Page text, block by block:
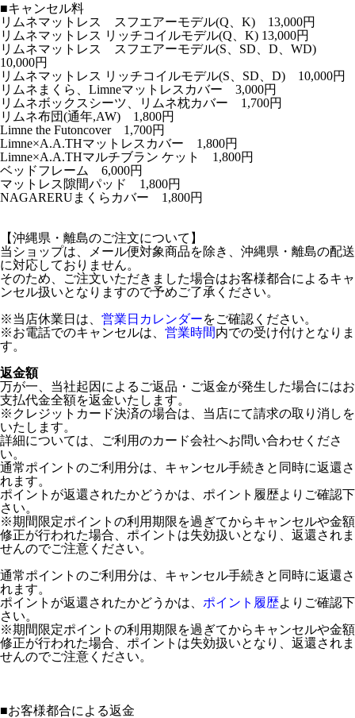
■キャンセル料
リムネマットレス スフエアーモデル(Q、K) 13,000円
リムネマットレス リッチコイルモデル(Q、K) 13,000円
リムネマットレス スフエアーモデル(S、SD、D、WD)
10,000円
リムネマットレス リッチコイルモデル(S、SD、D) 10,000円
リムネまくら、Limneマットレスカバー 3,000円
リムネボックスシーツ、リムネ枕カバー 1,700円
リムネ布団(通年,AW) 1,800円
Limne the Futoncover 1,700円
Limne×A.A.THマットレスカバー 1,800円
Limne×A.A.THマルチブラン ケット 1,800円
ベッドフレーム 6,000円
マットレス隙間パッド 1,800円
NAGARERUまくらカバー 1,800円
【沖縄県・離島のご注文について】
当ショップは、メール便対象商品を除き、沖縄県・離島の配送
に対応しておりません。
そのため、ご注文いただきました場合はお客様都合によるキャ
ンセル扱いとなりますので予めご了承ください。
※当店休業日は、 営業日カレンダーをご確認ください。
※お電話でのキャンセルは、 営業時間内での受け付けとなりま
す。
返金額
万が一、当社起因によるご返品・ご返金が発生した場合にはお
支払代金全額を返金いたします。
※クレジットカード決済の場合は、当店にて請求の取り消しを
いたします。
詳細については、ご利用のカード会社へお問い合わせくださ
い。
通常ポイントのご利用分は、キャンセル手続きと同時に返還さ
れます。
ポイントが返還されたかどうかは、ポイント履歴よりご確認下
さい。
※期間限定ポイントの利用期限を過ぎてからキャンセルや金額
修正が行われた場合、ポイントは失効扱いとなり、返還されま
せんのでご注意ください。
通常ポイントのご利用分は、キャンセル手続きと同時に返還さ
れます。
ポイントが返還されたかどうかは、 ポイント履歴よりご確認下
さい。
※期間限定ポイントの利用期限を過ぎてからキャンセルや金額
修正が行われた場合、ポイントは失効扱いとなり、返還されま
せんのでご注意ください。
■お客様都合による返金